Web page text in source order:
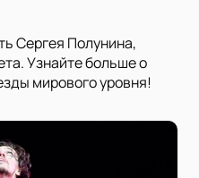
Сергея Полунина,
Узнайте больше о
мирового уровня!